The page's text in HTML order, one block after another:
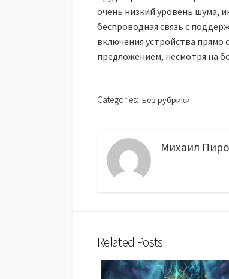
очень низкий уровень шума,
беспроводная связь с
включения устройства прямо
предложением, несмотря на
Categories: Без рубрики
Михаил
Related Posts